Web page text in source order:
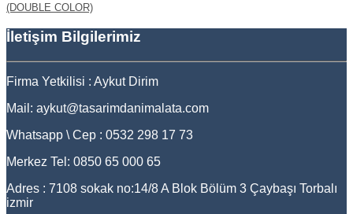
(DOUBLE COLOR)
İletişim Bilgilerimiz
Firma Yetkilisi : Aykut Dirim
Mail: aykut@tasarimdanimalata.com
Whatsapp \ Cep : 0532 298 17 73
Merkez Tel: 0850 65 000 65
Adres : 7108 sokak no:14/8 A Blok Bölüm 3 Çaybaşı Torbalı
izmir